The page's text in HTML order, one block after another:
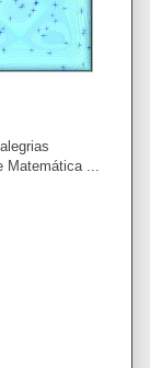
Matemática ...